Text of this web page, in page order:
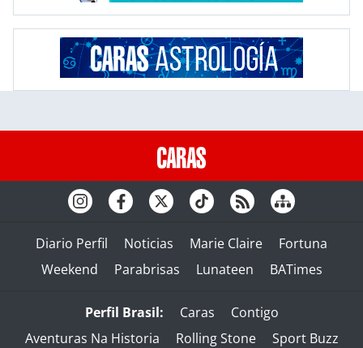
Diario Perfil Noticias Marie Claire
Fortuna
Weekend
Parabrisas Lunateen BATimes
Perfil Brasil: Caras
Contigo
Aventuras Na Historia
Rolling Stone Sport Buzz